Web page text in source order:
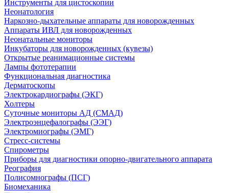
Инструменты для цистоскопии
Неонатология
Наркозно-дыхательные аппараты для новорожденных
Аппараты ИВЛ для новорожденных
Неонатальные мониторы
Инкубаторы для новорожденных (кувезы)
Открытые реанимационные системы
Лампы фототерапии
Функциональная диагностика
Дерматоскопы
Электрокардиографы (ЭКГ)
Холтеры
Суточные мониторы АД (СМАД)
Электроэнцефалографы (ЭЭГ)
Электромиографы (ЭМГ)
Стресс-системы
Спирометры
Приборы для диагностики опорно-двигательного аппарата
Реография
Полисомнографы (ПСГ)
Биомеханика